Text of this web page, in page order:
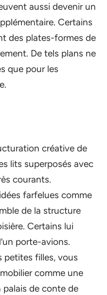
aussi devenir un
Certains
des plates-formes de
De tels plans ne
que pour les
créative de
lits superposés avec
courants.
farfelues comme
de la structure
Certains lui
porte-avions.
petites filles, vous
comme une
de conte de